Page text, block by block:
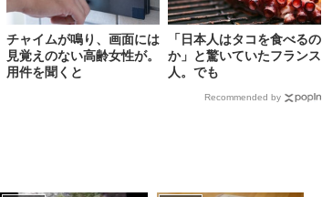
チャイムが鳴り、画面には
見覚えのない高齢女性が。
用件を聞くと
「日本人はタコを食べるの
か」と驚いていたフランス
人。でも
Recommended by